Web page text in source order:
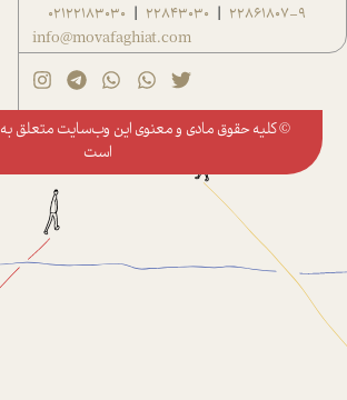
22861807-9
|
22843030
|
02122183030
info@movafaghiat.com
© کلیه حقوق مادی و معنوی این وب‌سایت متعلق به
است